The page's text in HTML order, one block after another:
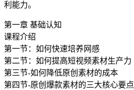
利能力。
第一章 基础认知
课程介绍
第一节：如何快速培养网感
第二节：如何提高短视频素材生产力
第三节-如何降低原创素材的成本
第四节-原创爆款素材的三大核心要点